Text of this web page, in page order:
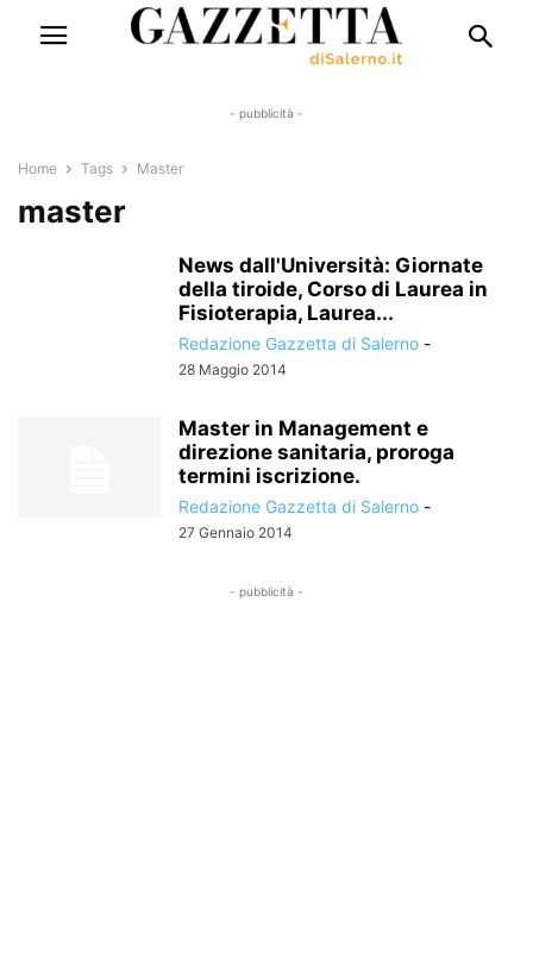
- pubblicità -
Home Tags Master
master
News dall'Università: Giornate
della tiroide, Corso di Laurea in
Fisioterapia, Laurea...
Redazione Gazzetta di Salerno -
28 Maggio 2014
Master in Management e
direzione sanitaria, proroga
termini iscrizione.
Redazione Gazzetta di Salerno -
27 Gennaio 2014
- pubblicità -